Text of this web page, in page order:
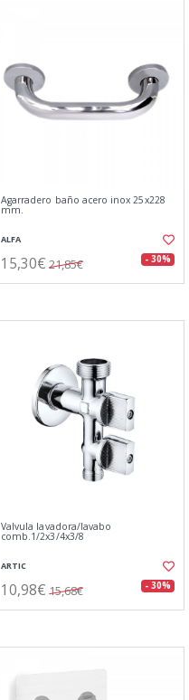
Agarradero baño acero inox 25x228
mm.
ALFA
15,30€ 21,85€ - 30%
Valvula lavadora/lavabo
comb.1/2x3/4x3/8
ARTIC
10,98€ 15,68€ - 30%